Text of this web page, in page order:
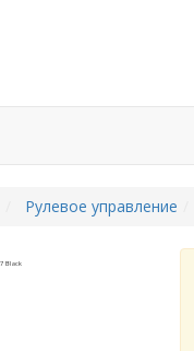
Рулевое управление